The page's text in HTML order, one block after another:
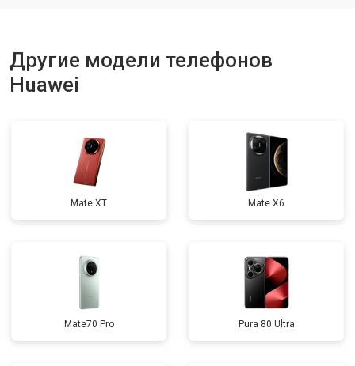
Другие модели телефонов
Huawei
Mate XT Mate X6
Mate70 Pro Pura 80 Ultra